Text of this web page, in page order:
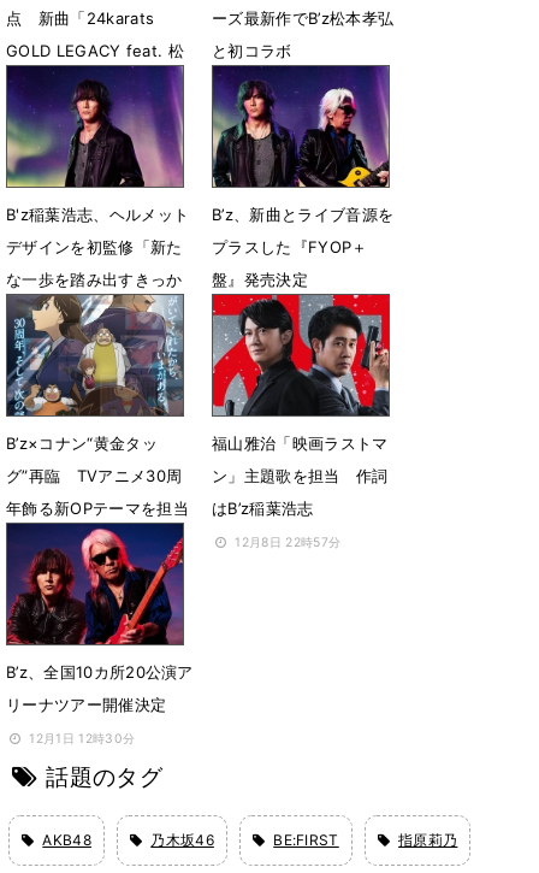
点 新曲「24karats
GOLD LEGACY feat. 松
本孝弘」MV公開
4月17日 12時08分
ーズ最新作でB’z松本孝弘
と初コラボ
3月24日 13時45分
B'z稲葉浩志、ヘルメット
デザインを初監修「新た
な一歩を踏み出すきっか
けに」
3月19日 13時00分
B’z、新曲とライブ音源を
プラスした『FYOP＋
盤』発売決定
3月4日 18時01分
B’z×コナン“黄金タッ
グ”再臨 TVアニメ30周
年飾る新OPテーマを担当
1月5日 18時04分
福山雅治「映画ラストマ
ン」主題歌を担当 作詞
はB’z稲葉浩志
12月8日 22時57分
B’z、全国10カ所20公演ア
リーナツアー開催決定
12月1日 12時30分
話題のタグ
AKB48 乃木坂46 BE:FIRST 指原莉乃